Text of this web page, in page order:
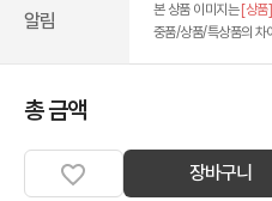
알림 본 상품 이미지는 [상품]
중품/상품/특상품의 차
총 금액
장바구니